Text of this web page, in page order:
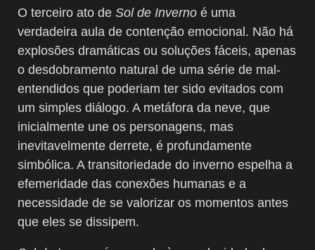
O terceiro ato de Sol de Inverno é uma
verdadeira aula de contenção emocional. Não há
explosões dramáticas ou soluções fáceis, apenas
o desdobramento natural de uma série de mal-
entendidos que poderiam ter sido evitados com
um simples diálogo. A metáfora da neve, que
inicialmente une os personagens, mas
inevitavelmente derrete, é profundamente
simbólica. A transitoriedade do inverno espelha a
efemeridade das conexões humanas e a
necessidade de se valorizar os momentos antes
que eles se dissipem.